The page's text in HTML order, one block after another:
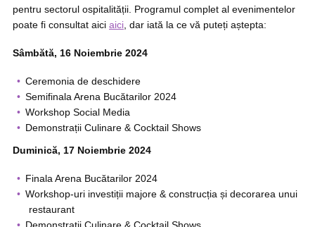
pentru sectorul ospitalității. Programul complet al evenimentelor
poate fi consultat aici aici , dar iată la ce vă puteți aștepta:
Sâmbătă, 16 Noiembrie 2024
Ceremonia de deschidere
Semifinala Arena Bucătarilor 2024
Workshop Social Media
Demonstrații Culinare & Cocktail Shows
Duminică, 17 Noiembrie 2024
Finala Arena Bucătarilor 2024
Workshop-uri investiții majore & construcția și decorarea unui
restaurant